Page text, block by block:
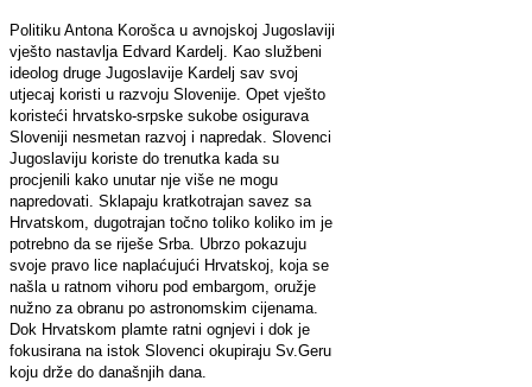
Politiku Antona Korošca u avnojskoj Jugoslaviji
vješto nastavlja Edvard Kardelj. Kao službeni
ideolog druge Jugoslavije Kardelj sav svoj
utjecaj koristi u razvoju Slovenije. Opet vješto
koristeći hrvatsko-srpske sukobe osigurava
Sloveniji nesmetan razvoj i napredak. Slovenci
Jugoslaviju koriste do trenutka kada su
procjenili kako unutar nje više ne mogu
napredovati. Sklapaju kratkotrajan savez sa
Hrvatskom, dugotrajan točno toliko koliko im je
potrebno da se riješe Srba. Ubrzo pokazuju
svoje pravo lice naplaćujući Hrvatskoj, koja se
našla u ratnom vihoru pod embargom, oružje
nužno za obranu po astronomskim cijenama.
Dok Hrvatskom plamte ratni ognjevi i dok je
fokusirana na istok Slovenci okupiraju Sv.Geru
koju drže do današnjih dana.